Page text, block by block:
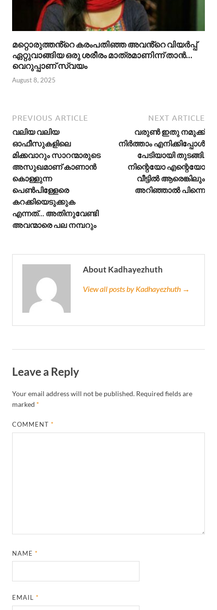
മറ്റൊരുത്തൻ്റെ കരംപതിഞ്ഞ അവൻ്റെ വിയർപ്പ്
ഏറ്റുവാങ്ങിയ ഒരു ശരീരം മാത്രമാണിന്ന് താൻ…
വെറുപ്പാണ് സ്വയം
August 8, 2025
PREVIOUS ARTICLE
വലിയ വലിയ
ഓഫീസുകളിലെ
മിക്കവാറും സാറന്മാരുടെ
അസുഖമാണ് കാണാൻ
കൊള്ളുന്ന
പെൺപിള്ളേരെ
കറക്കിയെടുക്കുക
എന്നത്… അതിനുവേണ്ടി
അവന്മാരെ പല നമ്പറും
NEXT ARTICLE
വരുൺ ഇതു നമുക്ക്
നിർത്താം എനിക്കിപ്പോൾ
പേടിയായി തുടങ്ങി.
നിന്റെയോ എന്റെയോ
വീട്ടിൽ ആരെങ്കിലും
അറിഞ്ഞാൽ പിന്നെ
About Kadhayezhuth
View all posts by Kadhayezhuth →
Leave a Reply
Your email address will not be published. Required fields are
marked *
COMMENT*
NAME*
EMAIL*